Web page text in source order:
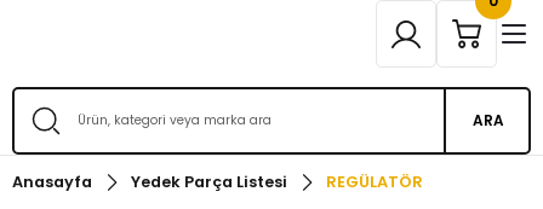
ARA
Anasayfa Yedek Parça Listesi REGÜLATÖR